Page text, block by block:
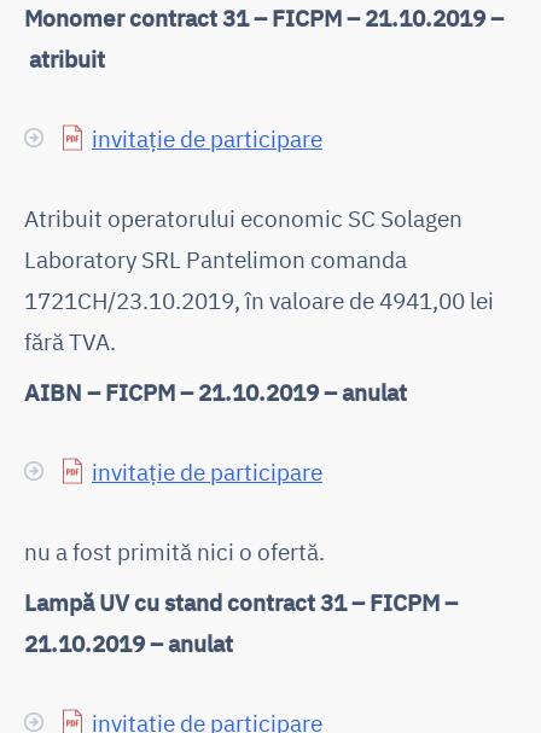
Monomer contract 31 – FICPM – 21.10.2019 –
atribuit
invitație de participare
Atribuit operatorului economic SC Solagen
Laboratory SRL Pantelimon comanda
1721CH/23.10.2019, în valoare de 4941,00 lei
fără TVA.
AIBN – FICPM – 21.10.2019 – anulat
invitație de participare
nu a fost primită nici o ofertă.
Lampă UV cu stand contract 31 – FICPM –
21.10.2019 – anulat
invitație de participare